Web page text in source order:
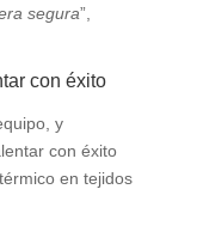
segura”,
con éxito
y
con éxito
en tejidos